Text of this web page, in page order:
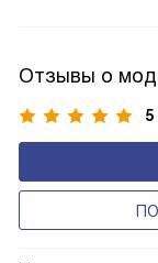
Отзывы о
5